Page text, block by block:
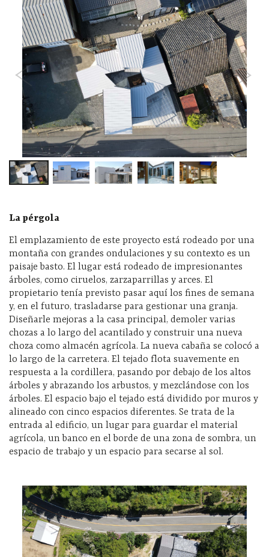
La pérgola
El emplazamiento de este proyecto está rodeado por una
montaña con grandes ondulaciones y su contexto es un
paisaje basto. El lugar está rodeado de impresionantes
árboles, como ciruelos, zarzaparrillas y arces. El
propietario tenía previsto pasar aquí los fines de semana
y, en el futuro, trasladarse para gestionar una granja.
Diseñarle mejoras a la casa principal, demoler varias
chozas a lo largo del acantilado y construir una nueva
choza como almacén agrícola. La nueva cabaña se colocó a
lo largo de la carretera. El tejado flota suavemente en
respuesta a la cordillera, pasando por debajo de los altos
árboles y abrazando los arbustos, y mezclándose con los
árboles. El espacio bajo el tejado está dividido por muros y
alineado con cinco espacios diferentes. Se trata de la
entrada al edificio, un lugar para guardar el material
agrícola, un banco en el borde de una zona de sombra, un
espacio de trabajo y un espacio para secarse al sol.